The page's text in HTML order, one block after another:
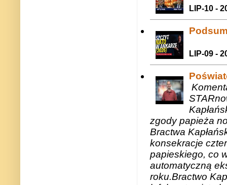
LIP-10 -
LIP-09 -
zgody papieża
Bractwa
konsekracje
papieskiego, co
automatyczną
roku.Bractwo